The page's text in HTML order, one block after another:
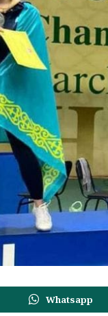
Whatsapp